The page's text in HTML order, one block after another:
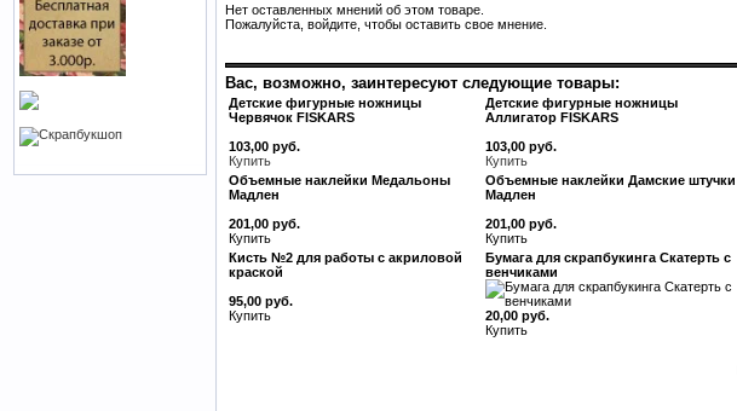
Нет оставленных мнений об этом товаре.
Пожалуйста, войдите, чтобы оставить свое мнение.
Вас, возможно, заинтересуют следующие товары:
Детские фигурные ножницы
Червячок FISKARS
103,00 руб.
Купить
Детские фигурные ножницы
Аллигатор FISKARS
103,00 руб.
Купить
Объемные наклейки Медальоны
Мадлен
201,00 руб.
Купить
Объемные наклейки Дамские штучки
Мадлен
201,00 руб.
Купить
Кисть №2 для работы с акриловой
краской
95,00 руб.
Купить
Бумага для скрапбукинга Скатерть с
венчиками
20,00 руб.
Купить